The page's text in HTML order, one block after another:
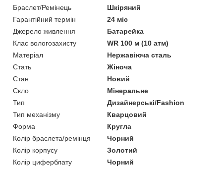
Браслет/Ремінець
Шкіряний
Гарантійний термін
24 міс
Джерело живлення
Батарейка
Клас вологозахисту
WR 100 м (10 атм)
Матеріал
Нержавіюча сталь
Стать
Жіноча
Стан
Новий
Скло
Мінеральне
Тип
Дизайнерські/Fashion
Тип механізму
Кварцовий
Форма
Кругла
Колір браслета/ремінця
Чорний
Колір корпусу
Золотий
Колір циферблату
Чорний